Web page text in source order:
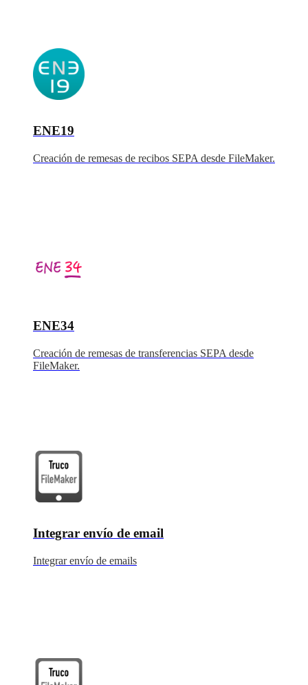
ENE19
Creación de remesas de recibos SEPA desde FileMaker.
ENE34
Creación de remesas de transferencias SEPA desde
FileMaker.
Integrar envío de email
Integrar envío de emails